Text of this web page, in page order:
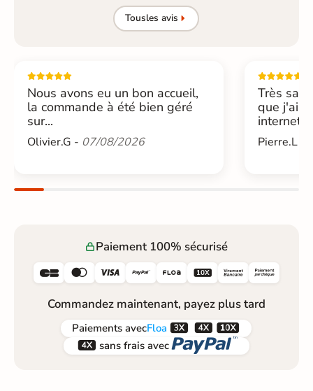
Tousles avis
Nous avons eu un bon accueil,
la commande à été bien géré
sur...
Olivier.G - 07/08/2026
Très
que j'ai
internet....
Pierre.L -
Paiement 100% sécurisé
     
Commandez maintenant, payez plus tard
Paiements avecFloa  
 sans frais avec 